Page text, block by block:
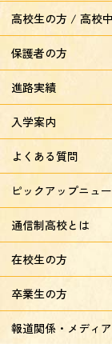
高校生の方 / 高校
保護者の方
進路実績
入学案内
よくある質問
ピックアップニュ
通信制高校とは
在校生の方
卒業生の方
報道関係・メディ